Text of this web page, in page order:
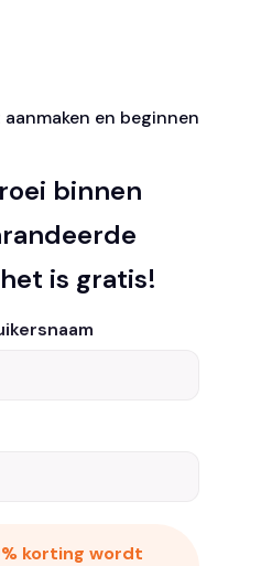
en beginnen
binnen
is gratis!
korting wordt